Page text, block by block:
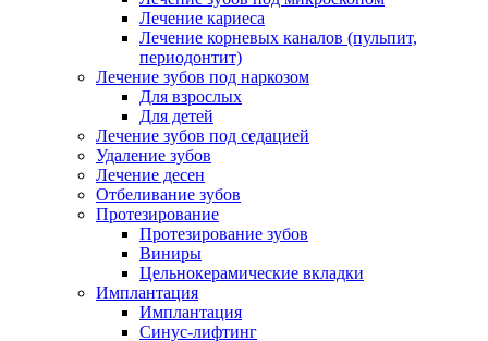
Лечение кариеса
Лечение корневых каналов (пульпит,
периодонтит)
Лечение зубов под наркозом
Для взрослых
Для детей
Лечение зубов под седацией
Удаление зубов
Лечение десен
Отбеливание зубов
Протезирование
Протезирование зубов
Виниры
Цельнокерамические вкладки
Имплантация
Имплантация
Синус-лифтинг